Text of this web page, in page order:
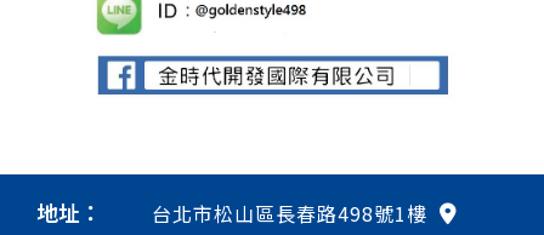
地址： 台北市松山區長春路498號1樓